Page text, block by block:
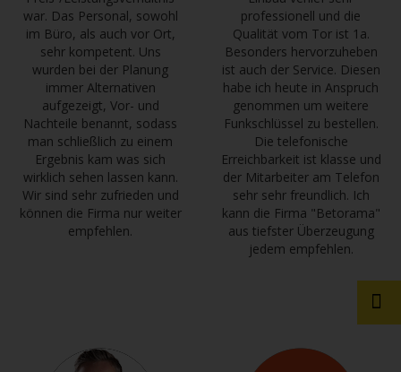
war. Das Personal, sowohl
im Büro, als auch vor Ort,
sehr kompetent. Uns
wurden bei der Planung
immer Alternativen
aufgezeigt, Vor- und
Nachteile benannt, sodass
man schließlich zu einem
Ergebnis kam was sich
wirklich sehen lassen kann.
Wir sind sehr zufrieden und
können die Firma nur weiter
empfehlen.
professionell und die
Qualität vom Tor ist 1a.
Besonders hervorzuheben
ist auch der Service. Diesen
habe ich heute in Anspruch
genommen um weitere
Funkschlüssel zu bestellen.
Die telefonische
Erreichbarkeit ist klasse und
der Mitarbeiter am Telefon
sehr sehr freundlich. Ich
kann die Firma "Betorama"
aus tiefster Überzeugung
jedem empfehlen.